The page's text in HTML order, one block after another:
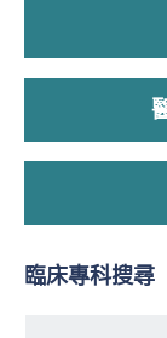
臨床專科搜尋